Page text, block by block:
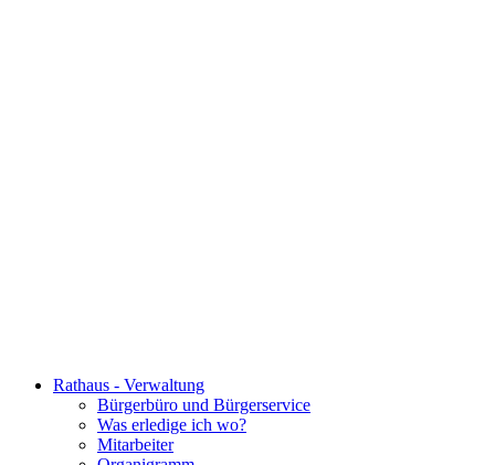
Rathaus - Verwaltung
Bürgerbüro und Bürgerservice
Was erledige ich wo?
Mitarbeiter